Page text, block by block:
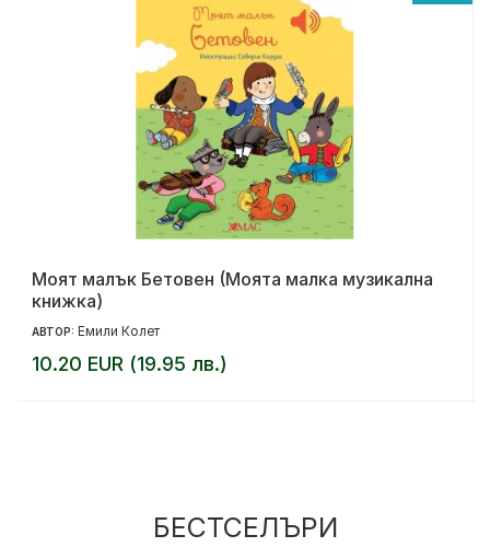
Моят малък Бетовен (Моята малка музикална
книжка)
АВТОР: Емили Колет
10.20 EUR (19.95 лв.)
БЕСТСЕЛЪРИ